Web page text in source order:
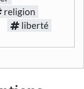
religion
liberté